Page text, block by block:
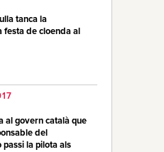
tanca la
de cloenda al
al govern català que
del
la pilota als